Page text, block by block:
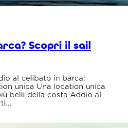
Scopri il sail
al celibato in barca:
unica Una location unica
belli della costa Addio al